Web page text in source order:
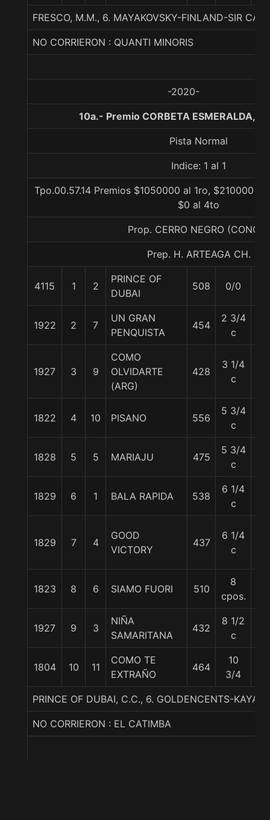
FRESCO, M.M., 6. MAYAKOVSKY-FINLAND-SIR CAT
NO CORRIERON : QUANTI MINORIS
-2020-
10a.- Premio CORBETA ESMERALDA,
Pista Normal
Indice: 1 al 1
Tpo.00.57.14 Premios $1050000 al 1ro, $210000
$0 al 4to
Prop. CERRO NEGRO (CONCE)
Prep. H. ARTEAGA CH.
4115 1 2
PRINCE OF
DUBAI
508 0/0
1922 2 7
UN GRAN
PENQUISTA
454
2 3/4
c
1927 3 9
COMO
OLVIDARTE
(ARG)
428
3 1/4
c
1822 4 10 PISANO 556
5 3/4
c
1828 5 5 MARIAJU 475
5 3/4
c
1829 6 1 BALA RAPIDA 538
6 1/4
c
1829 7 4
GOOD
VICTORY
437
6 1/4
c
1823 8 6 SIAMO FUORI 510
8
cpos.
1927 9 3
NIÑA
SAMARITANA
432
8 1/2
c
1804 10 11
COMO TE
EXTRAÑO
464
10
3/4
PRINCE OF DUBAI, C.C., 6. GOLDENCENTS-KAYA
NO CORRIERON : EL CATIMBA